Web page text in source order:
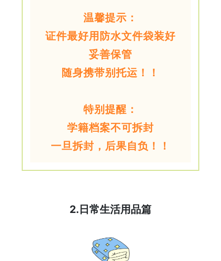
温馨提示：
证件最好用防水文件袋装好
妥善保管
随身携带别托运！！
特别提醒：
学籍档案不可拆封
一旦拆封，后果自负！！
2.日常生活用品篇